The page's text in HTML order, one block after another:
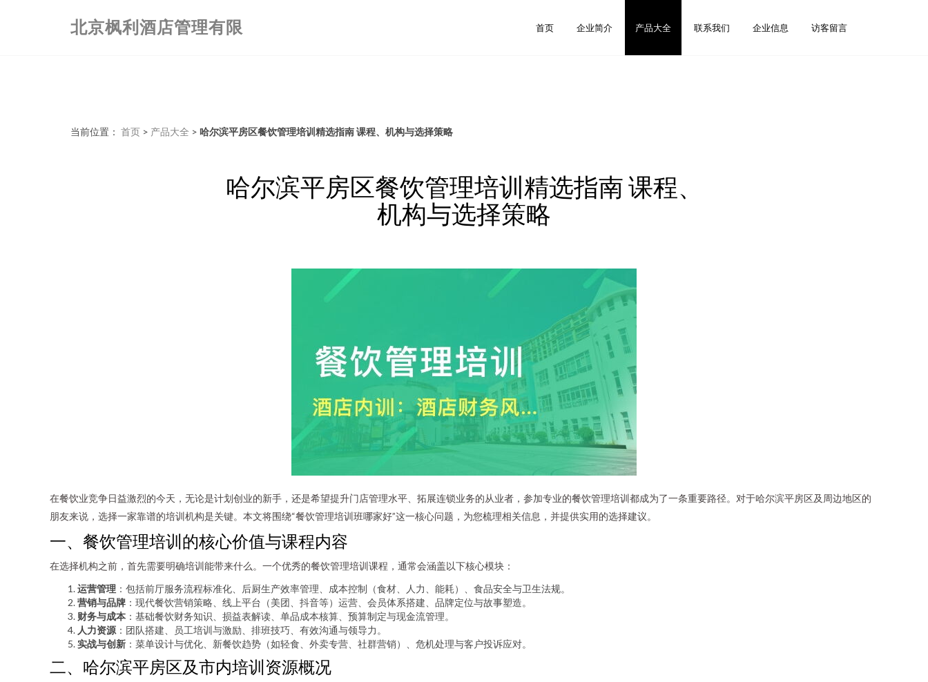
北京枫利酒店管理有限 首页 企业简介 产品大全 联系我们 企业信息 访客留言
当前位置： 首页 > 产品大全 > 哈尔滨平房区餐饮管理培训精选指南 课程、机构与选择策略
哈尔滨平房区餐饮管理培训精选指南 课程、
机构与选择策略
在餐饮业竞争日益激烈的今天，无论是计划创业的新手，还是希望提升门店管理水平、拓展连锁业务的从业者，参加专业的餐饮管理培训都成为了一条重要路径。对于哈尔滨平房区及周边地区的
朋友来说，选择一家靠谱的培训机构是关键。本文将围绕“餐饮管理培训班哪家好”这一核心问题，为您梳理相关信息，并提供实用的选择建议。
一、餐饮管理培训的核心价值与课程内容
在选择机构之前，首先需要明确培训能带来什么。一个优秀的餐饮管理培训课程，通常会涵盖以下核心模块：
运营管理 ：包括前厅服务流程标准化、后厨生产效率管理、成本控制（食材、人力、能耗）、食品安全与卫生法规。
营销与品牌 ：现代餐饮营销策略、线上平台（美团、抖音等）运营、会员体系搭建、品牌定位与故事塑造。
财务与成本 ：基础餐饮财务知识、损益表解读、单品成本核算、预算制定与现金流管理。
人力资源 ：团队搭建、员工培训与激励、排班技巧、有效沟通与领导力。
实战与创新 ：菜单设计与优化、新餐饮趋势（如轻食、外卖专营、社群营销）、危机处理与客户投诉应对。
二、哈尔滨平房区及市内培训资源概况